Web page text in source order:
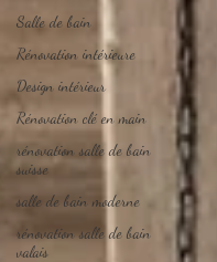
Salle de bain
Rénovation intérieure
Design intérieur
Rénovation clé en main
rénovation salle de bain
suisse
salle de bain moderne
rénovation salle de bain
valais